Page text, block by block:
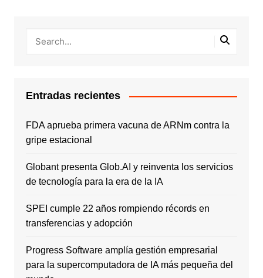
Entradas recientes
FDA aprueba primera vacuna de ARNm contra la
gripe estacional
Globant presenta Glob.AI y reinventa los servicios
de tecnología para la era de la IA
SPEI cumple 22 años rompiendo récords en
transferencias y adopción
Progress Software amplía gestión empresarial
para la supercomputadora de IA más pequeña del